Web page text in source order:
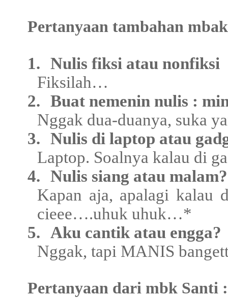
Pertanyaan tambahan
1. Nulis fiksi atau nonfiksi
Fiksilah…
2. Buat nemenin nulis :
Nggak dua-duanya, suka
3. Nulis di laptop atau
Laptop. Soalnya kalau di
4. Nulis siang atau malam?
Kapan aja, apalagi kalau
cieee….uhuk uhuk…*
5. Aku cantik atau engga?
Nggak, tapi MANIS
Pertanyaan dari mbk Santi :